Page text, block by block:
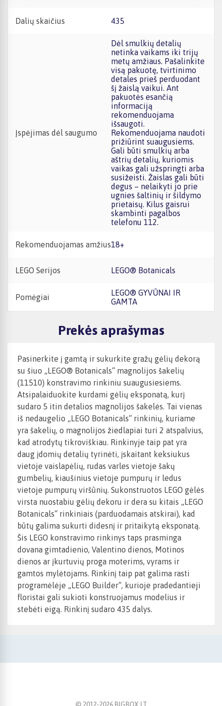
Dalių skaičius 435
Įspėjimas dėl saugumo
Dėl smulkių detalių
netinka vaikams iki trijų
metų amžiaus. Pašalinkite
visą pakuotę, tvirtinimo
detales prieš perduodant
šį žaislą vaikui. Ant
pakuotės esančią
informaciją
rekomenduojama
išsaugoti.
Rekomenduojama naudoti
prižiūrint suaugusiems.
Gali būti smulkių arba
aštrių detalių, kuriomis
vaikas gali užspringti arba
susižeisti. Žaislas gali būti
degus – nelaikyti jo prie
ugnies šaltinių ir šildymo
prietaisų. Kilus gaisrui
skambinti pagalbos
telefonu 112.
Rekomenduojamas amžius 18+
LEGO Serijos LEGO® Botanicals
Pomėgiai
LEGO® GYVŪNAI IR
GAMTA
Prekės aprašymas
Pasinerkite į gamtą ir sukurkite gražų gėlių dekorą
su šiuo „LEGO® Botanicals“ magnolijos šakelių
(11510) konstravimo rinkiniu suaugusiesiems.
Atsipalaiduokite kurdami gėlių eksponatą, kurį
sudaro 5 itin detalios magnolijos šakelės. Tai vienas
iš nedaugelio „LEGO Botanicals“ rinkinių, kuriame
yra šakelių, o magnolijos žiedlapiai turi 2 atspalvius,
kad atrodytų tikroviškiau. Rinkinyje taip pat yra
daug įdomių detalių tyrinėti, įskaitant keksiukus
vietoje vaislapėlių, rudas varles vietoje šakų
gumbelių, kiaušinius vietoje pumpurų ir ledus
vietoje pumpurų viršūnių. Sukonstruotos LEGO gėlės
virsta nuostabiu gėlių dekoru ir dera su kitais „LEGO
Botanicals“ rinkiniais (parduodamais atskirai), kad
būtų galima sukurti didesnį ir pritaikytą eksponatą.
Šis LEGO konstravimo rinkinys taps prasminga
dovana gimtadienio, Valentino dienos, Motinos
dienos ar įkurtuvių proga moterims, vyrams ir
gamtos mylėtojams. Rinkinį taip pat galima rasti
programėlėje „LEGO Builder“, kurioje pradedantieji
floristai gali sukioti konstruojamus modelius ir
stebėti eigą. Rinkinį sudaro 435 dalys.